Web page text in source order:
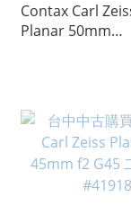
Contax Carl
Planar 50mm